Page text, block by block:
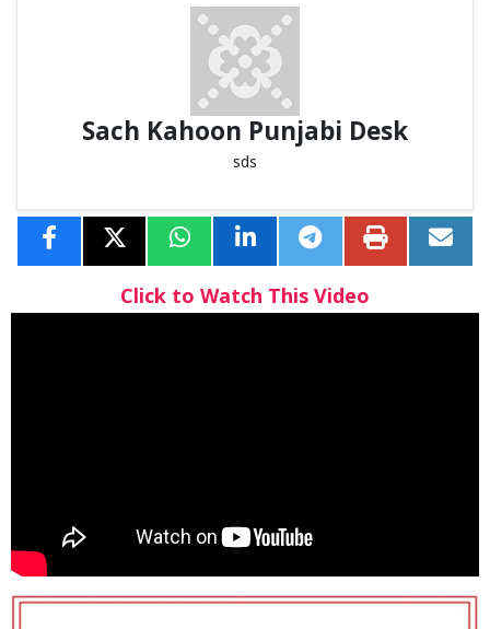
Sach Kahoon Punjabi Desk
sds
Click to Watch This Video